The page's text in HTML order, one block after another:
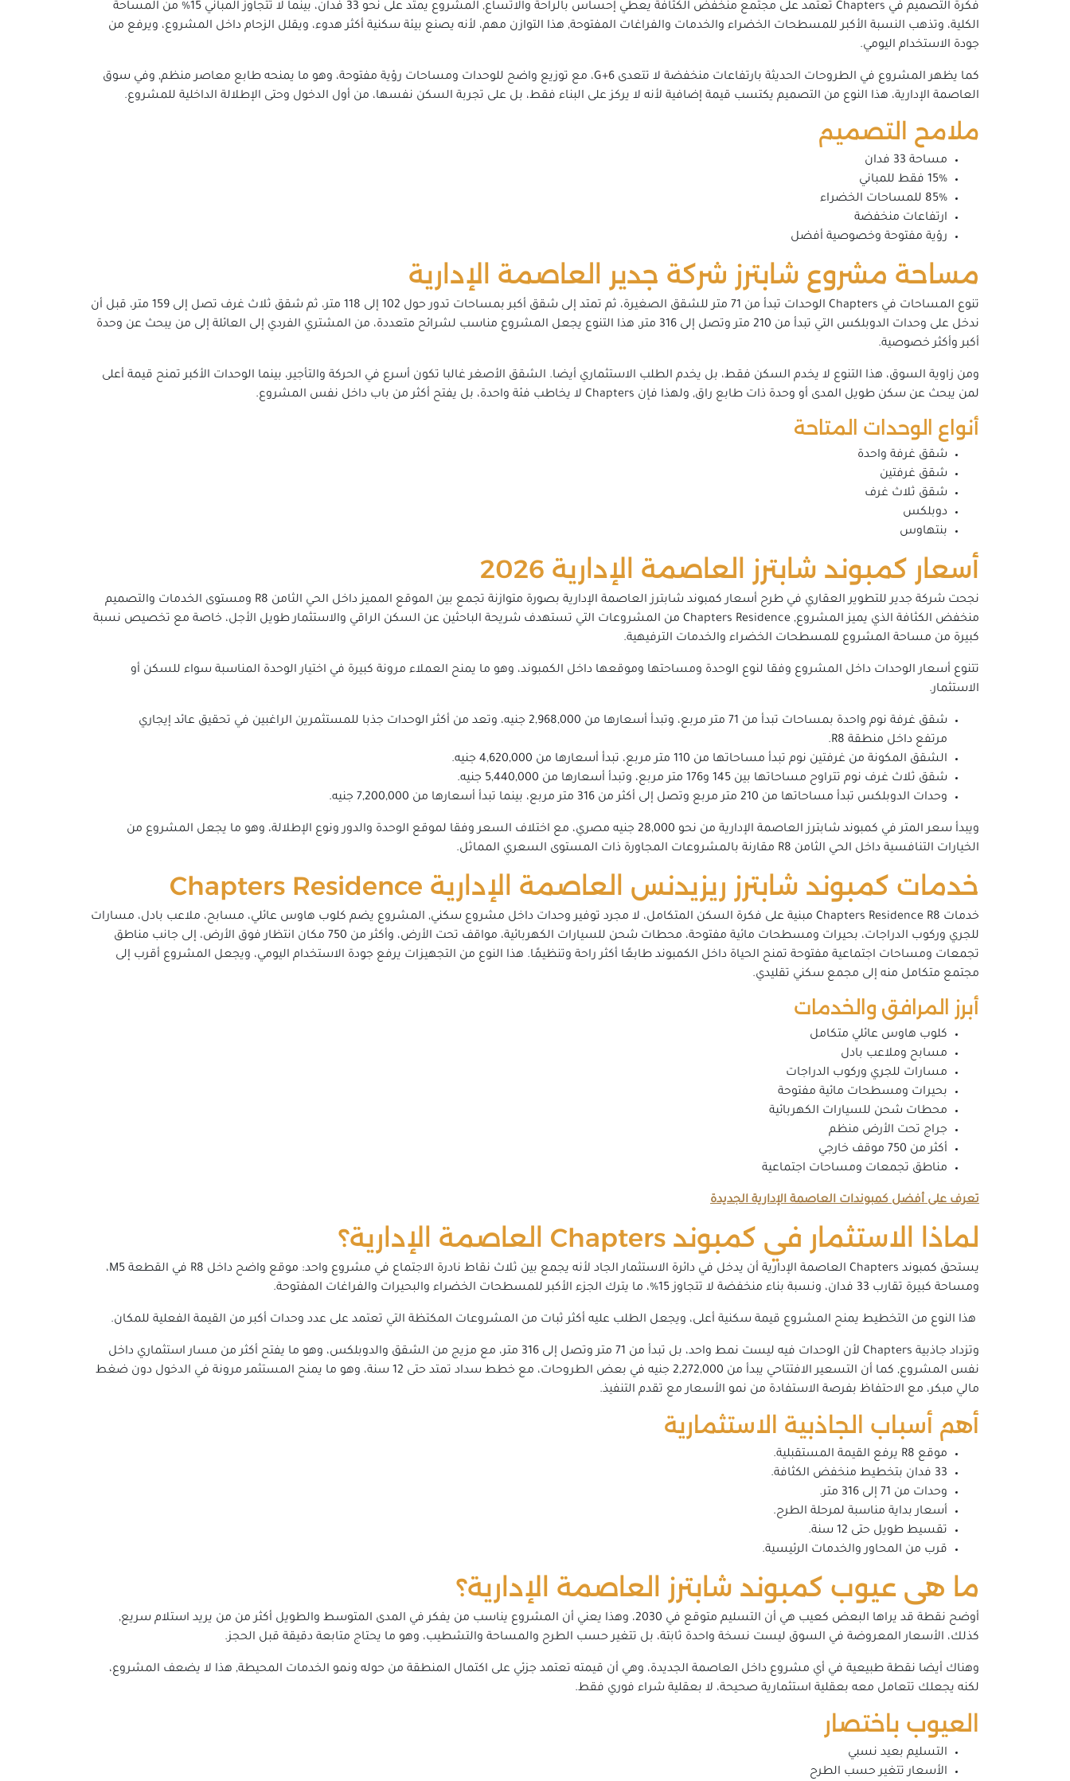
فكرة التصميم في Chapters تعتمد على مجتمع منخفض الكثافة يعطي إحساس بالراحة والاتساع, المشروع يمتد على نحو 33 فدان، بينما لا تتجاوز المباني 15% من المساحة
الكلية، وتذهب النسبة الأكبر للمسطحات الخضراء والخدمات والفراغات المفتوحة, هذا التوازن مهم، لأنه يصنع بيئة سكنية أكثر هدوء، ويقلل الزحام داخل المشروع، ويرفع من
جودة الاستخدام اليومي.
كما يظهر المشروع في الطروحات الحديثة بارتفاعات منخفضة لا تتعدى G+6، مع توزيع واضح للوحدات ومساحات رؤية مفتوحة، وهو ما يمنحه طابع معاصر منظم, وفي سوق
العاصمة الإدارية، هذا النوع من التصميم يكتسب قيمة إضافية لأنه لا يركز على البناء فقط، بل على تجربة السكن نفسها، من أول الدخول وحتى الإطلالة الداخلية للمشروع.
ملامح التصميم
مساحة 33 فدان
15% فقط للمباني
85% للمساحات الخضراء
ارتفاعات منخفضة
رؤية مفتوحة وخصوصية أفضل
مساحة مشروع شابترز شركة جدير العاصمة الإدارية
تنوع المساحات في Chapters الوحدات تبدأ من 71 متر للشقق الصغيرة، ثم تمتد إلى شقق أكبر بمساحات تدور حول 102 إلى 118 متر، ثم شقق ثلاث غرف تصل إلى 159 متر، قبل أن
ندخل على وحدات الدوبلكس التي تبدأ من 210 متر وتصل إلى 316 متر, هذا التنوع يجعل المشروع مناسب لشرائح متعددة، من المشتري الفردي إلى العائلة إلى من يبحث عن وحدة
أكبر وأكثر خصوصية.
ومن زاوية السوق، هذا التنوع لا يخدم السكن فقط، بل يخدم الطلب الاستثماري أيضا. الشقق الأصغر غالبا تكون أسرع في الحركة والتأجير، بينما الوحدات الأكبر تمنح قيمة أعلى
لمن يبحث عن سكن طويل المدى أو وحدة ذات طابع راق, ولهذا فإن Chapters لا يخاطب فئة واحدة، بل يفتح أكثر من باب داخل نفس المشروع.
أنواع الوحدات المتاحة
شقق غرفة واحدة
شقق غرفتين
شقق ثلاث غرف
دوبلكس
بنتهاوس
أسعار كمبوند شابترز العاصمة الإدارية 2026
نجحت شركة جدير للتطوير العقاري في طرح أسعار كمبوند شابترز العاصمة الإدارية بصورة متوازنة تجمع بين الموقع المميز داخل الحي الثامن R8 ومستوى الخدمات والتصميم
منخفض الكثافة الذي يميز المشروع, Chapters Residence من المشروعات التي تستهدف شريحة الباحثين عن السكن الراقي والاستثمار طويل الأجل، خاصة مع تخصيص نسبة
كبيرة من مساحة المشروع للمسطحات الخضراء والخدمات الترفيهية.
تتنوع أسعار الوحدات داخل المشروع وفقا لنوع الوحدة ومساحتها وموقعها داخل الكمبوند، وهو ما يمنح العملاء مرونة كبيرة في اختيار الوحدة المناسبة سواء للسكن أو
الاستثمار.
شقق غرفة نوم واحدة بمساحات تبدأ من 71 متر مربع، وتبدأ أسعارها من 2,968,000 جنيه، وتعد من أكثر الوحدات جذبا للمستثمرين الراغبين في تحقيق عائد إيجاري
مرتفع داخل منطقة R8.
الشقق المكونة من غرفتين نوم تبدأ مساحاتها من 110 متر مربع، تبدأ أسعارها من 4,620,000 جنيه.
شقق ثلاث غرف نوم تتراوح مساحاتها بين 145 و176 متر مربع، وتبدأ أسعارها من 5,440,000 جنيه.
وحدات الدوبلكس تبدأ مساحاتها من 210 متر مربع وتصل إلى أكثر من 316 متر مربع، بينما تبدأ أسعارها من 7,200,000 جنيه.
ويبدأ سعر المتر في كمبوند شابترز العاصمة الإدارية من نحو 28,000 جنيه مصري، مع اختلاف السعر وفقا لموقع الوحدة والدور ونوع الإطلالة، وهو ما يجعل المشروع من
الخيارات التنافسية داخل الحي الثامن R8 مقارنة بالمشروعات المجاورة ذات المستوى السعري المماثل.
خدمات كمبوند شابترز ريزيدنس العاصمة الإدارية Chapters Residence
خدمات Chapters Residence R8 مبنية على فكرة السكن المتكامل، لا مجرد توفير وحدات داخل مشروع سكني, المشروع يضم كلوب هاوس عائلي، مسابح، ملاعب بادل، مسارات
للجري وركوب الدراجات، بحيرات ومسطحات مائية مفتوحة، محطات شحن للسيارات الكهربائية، مواقف تحت الأرض، وأكثر من 750 مكان انتظار فوق الأرض، إلى جانب مناطق
تجمعات ومساحات اجتماعية مفتوحة تمنح الحياة داخل الكمبوند طابعًا أكثر راحة وتنظيمًا. هذا النوع من التجهيزات يرفع جودة الاستخدام اليومي، ويجعل المشروع أقرب إلى
مجتمع متكامل منه إلى مجمع سكني تقليدي.
أبرز المرافق والخدمات
كلوب هاوس عائلي متكامل
مسابح وملاعب بادل
مسارات للجري وركوب الدراجات
بحيرات ومسطحات مائية مفتوحة
محطات شحن للسيارات الكهربائية
جراج تحت الأرض منظم
أكثر من 750 موقف خارجي
مناطق تجمعات ومساحات اجتماعية
تعرف على أفضل كمبوندات العاصمة الإدارية الجديدة
لماذا الاستثمار في كمبوند Chapters العاصمة الإدارية؟
يستحق كمبوند Chapters العاصمة الإدارية أن يدخل في دائرة الاستثمار الجاد لأنه يجمع بين ثلاث نقاط نادرة الاجتماع في مشروع واحد: موقع واضح داخل R8 في القطعة M5،
ومساحة كبيرة تقارب 33 فدان، ونسبة بناء منخفضة لا تتجاوز 15%، ما يترك الجزء الأكبر للمسطحات الخضراء والبحيرات والفراغات المفتوحة.
هذا النوع من التخطيط يمنح المشروع قيمة سكنية أعلى، ويجعل الطلب عليه أكثر ثبات من المشروعات المكتظة التي تعتمد على عدد وحدات أكبر من القيمة الفعلية للمكان.
وتزداد جاذبية Chapters لأن الوحدات فيه ليست نمط واحد، بل تبدأ من 71 متر وتصل إلى 316 متر، مع مزيج من الشقق والدوبلكس، وهو ما يفتح أكثر من مسار استثماري داخل
نفس المشروع, كما أن التسعير الافتتاحي يبدأ من 2,272,000 جنيه في بعض الطروحات، مع خطط سداد تمتد حتى 12 سنة، وهو ما يمنح المستثمر مرونة في الدخول دون ضغط
مالي مبكر، مع الاحتفاظ بفرصة الاستفادة من نمو الأسعار مع تقدم التنفيذ.
أهم أسباب الجاذبية الاستثمارية
موقع R8 يرفع القيمة المستقبلية.
33 فدان بتخطيط منخفض الكثافة.
وحدات من 71 إلى 316 متر.
أسعار بداية مناسبة لمرحلة الطرح.
تقسيط طويل حتى 12 سنة.
قرب من المحاور والخدمات الرئيسية.
ما هى عيوب كمبوند شابترز العاصمة الإدارية؟
أوضح نقطة قد يراها البعض كعيب هي أن التسليم متوقع في 2030، وهذا يعني أن المشروع يناسب من يفكر في المدى المتوسط والطويل أكثر من من يريد استلام سريع,
كذلك، الأسعار المعروضة في السوق ليست نسخة واحدة ثابتة، بل تتغير حسب الطرح والمساحة والتشطيب، وهو ما يحتاج متابعة دقيقة قبل الحجز.
وهناك أيضا نقطة طبيعية في أي مشروع داخل العاصمة الجديدة، وهي أن قيمته تعتمد جزئي على اكتمال المنطقة من حوله ونمو الخدمات المحيطة, هذا لا يضعف المشروع،
لكنه يجعلك تتعامل معه بعقلية استثمارية صحيحة، لا بعقلية شراء فوري فقط.
العيوب باختصار
التسليم بعيد نسبي
الأسعار تتغير حسب الطرح